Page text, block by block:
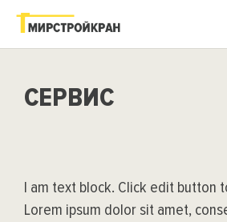
СЕРВИС
I am text block. Click edit button
Lorem ipsum dolor sit amet,